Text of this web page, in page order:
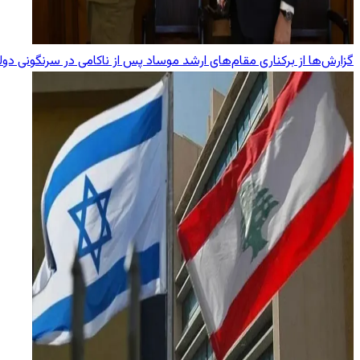
گزارش‌ها از برکناری مقام‌های ارشد موساد پس از ناکامی در سرنگونی